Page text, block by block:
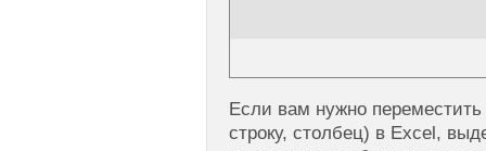
Если вам нужно
строку, столбец) в Excel,